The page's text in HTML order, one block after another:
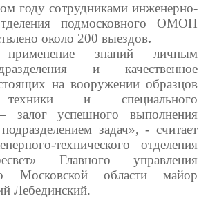
году сотрудниками инженерно-
подмосковного ОМОН
около 200 выездов.
применение знаний личным
и качественное
на вооружении образцов
техники и специального
залог успешного выполнения
задач», - считает
технического отделения
Главного управления
Московской области майор
Лебединский.